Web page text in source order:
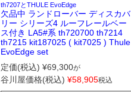
th7207とTHULE EvoEdge
欠品中 ランドローバー ディスカバ
リー シリーズ4 ルーフレールベー
ス付き LA5#系 th720700 th7214
th7215 kit187025 ( kit7025 ) Thule
EvoEdge set
定価(税込) ¥69,300が
谷川屋価格(税込) ¥58,905税込